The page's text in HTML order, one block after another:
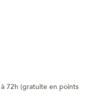
72h (gratuite en points